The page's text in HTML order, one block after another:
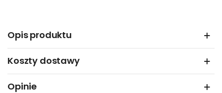
Opis produktu
Koszty dostawy
Opinie